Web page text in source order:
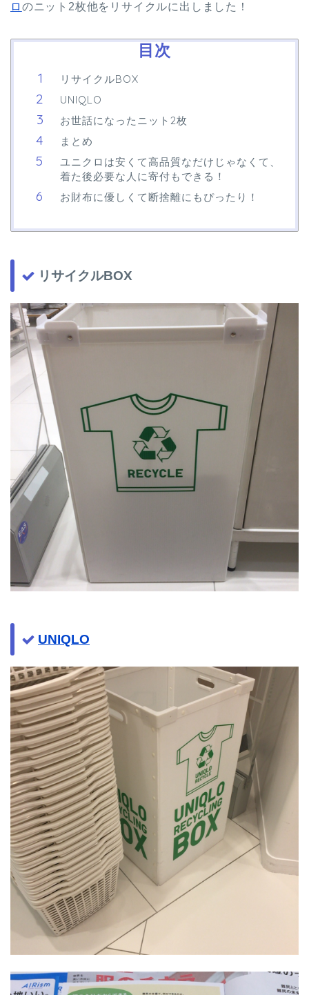
ロ のニット2枚他をリサイクルに出しました！
目次
リサイクルBOX
UNIQLO
お世話になったニット2枚
まとめ
ユニクロは安くて高品質なだけじゃなくて、
着た後必要な人に寄付もできる！
お財布に優しくて断捨離にもぴったり！
リサイクルBOX
UNIQLO